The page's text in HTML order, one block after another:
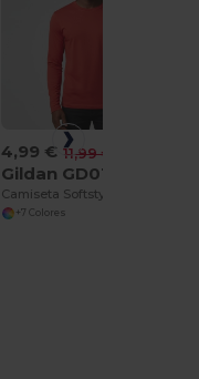
4,99 € 11,99 €
Gildan GD011
+7 Colores